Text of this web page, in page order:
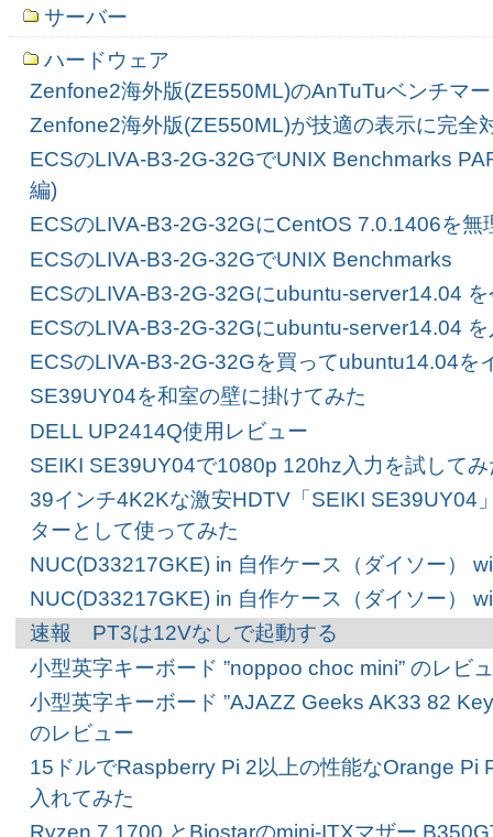
サーバー
ハードウェア
Zenfone2海外版(ZE550ML)のAnTuTuベンチマ
Zenfone2海外版(ZE550ML)が技適の表示に完全
ECSのLIVA-B3-2G-32GでUNIX Benchmarks
編)
ECSのLIVA-B3-2G-32GにCentOS 7.0.1406を無
ECSのLIVA-B3-2G-32GでUNIX Benchmarks
ECSのLIVA-B3-2G-32Gにubuntu-server14.04
ECSのLIVA-B3-2G-32Gにubuntu-server14.04
ECSのLIVA-B3-2G-32Gを買ってubuntu14.04を
SE39UY04を和室の壁に掛けてみた
DELL UP2414Q使用レビュー
SEIKI SE39UY04で1080p 120hz入力を試してみ
39インチ4K2Kな激安HDTV「SEIKI SE39UY04
ターとして使ってみた
NUC(D33217GKE) in 自作ケース（ダイソー）
NUC(D33217GKE) in 自作ケース（ダイソー）
速報 PT3は12Vなしで起動する
小型英字キーボード ”noppoo choc mini” のレビ
小型英字キーボード ”AJAZZ Geeks AK33 82
のレビュー
15ドルでRaspberry Pi 2以上の性能なOrange Pi
入れてみた
Ryzen 7 1700 とBiostarのmini-ITXマザー